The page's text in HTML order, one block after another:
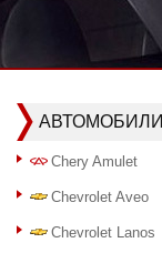
АВТОМОБИЛИ
Chery Amulet
Chevrolet Aveo
Chevrolet Lanos